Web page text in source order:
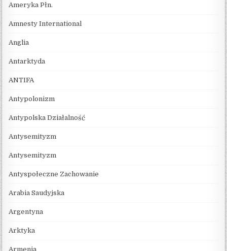
Ameryka Płn.
Amnesty International
Anglia
Antarktyda
ANTIFA
Antypolonizm
Antypolska Działalność
Antysemityzm
Antysemityzm
Antyspołeczne Zachowanie
Arabia Saudyjska
Argentyna
Arktyka
Armenia